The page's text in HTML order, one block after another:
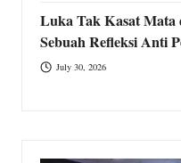
Luka Tak Kasat
Sebuah Refleksi Anti
July 30, 2026